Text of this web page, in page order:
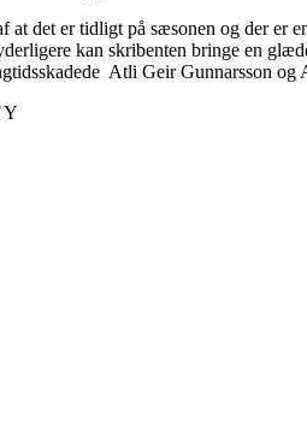
det er tidligt på sæsonen og der
kan skribenten bringe en
Atli Geir Gunnarsson
Y